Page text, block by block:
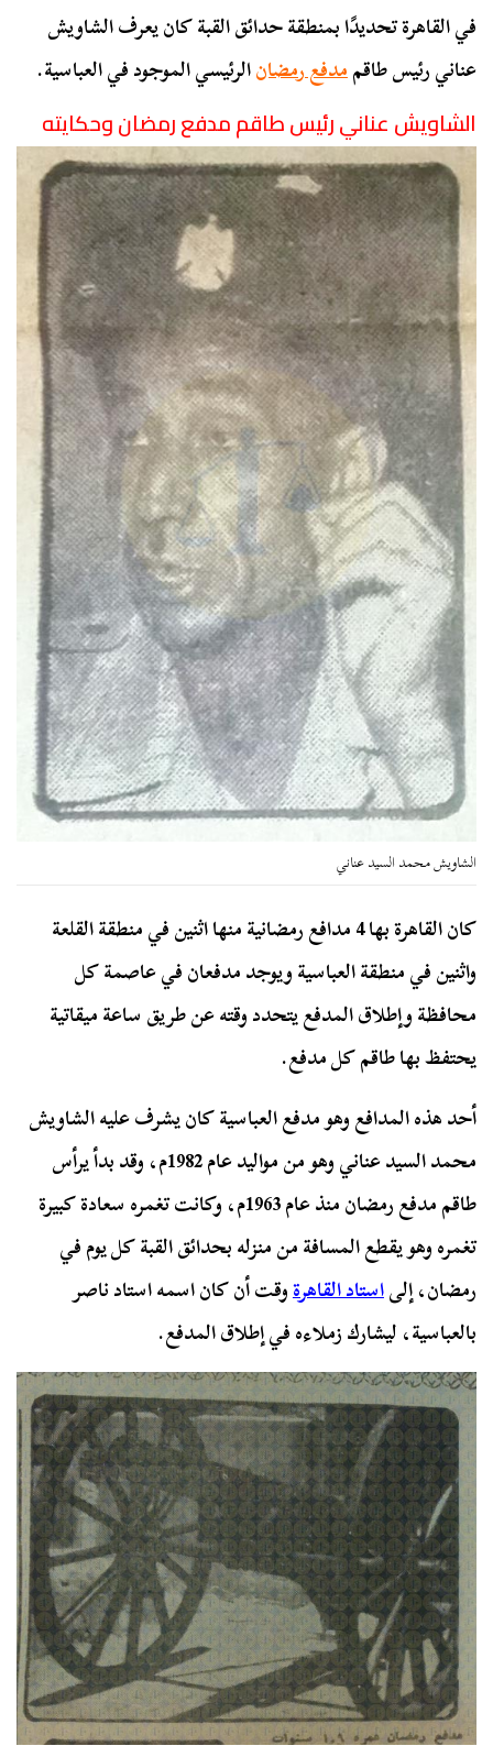
في القاهرة تحديدًا بمنطقة حدائق القبة كان يعرف الشاويش
عناني رئيس طاقممدفع رمضانالرئيسي الموجود في العباسية.
الشاويش عناني رئيس طاقم مدفع رمضان وحكايته
الشاويش محمد السيد عناني
كان القاهرة بها 4 مدافع رمضانية منها اثنين في منطقة القلعة
واثنين في منطقة العباسية ويوجد مدفعان في عاصمة كل
محافظة وإطلاق المدفع يتحدد وقته عن طريق ساعة ميقاتية
يحتفظ بها طاقم كل مدفع.
أحد هذه المدافع وهو مدفع العباسية كان يشرف عليه الشاويش
محمد السيد عناني وهو من مواليد عام 1982م، وقد بدأ يرأس
طاقم مدفع رمضان منذ عام 1963م، وكانت تغمره سعادة كبيرة
تغمره وهو يقطع المسافة من منزله بحدائق القبة كل يوم في
رمضان، إلىاستاد القاهرةوقت أن كان اسمه استاد ناصر
بالعباسية، ليشارك زملاءه في إطلاق المدفع.